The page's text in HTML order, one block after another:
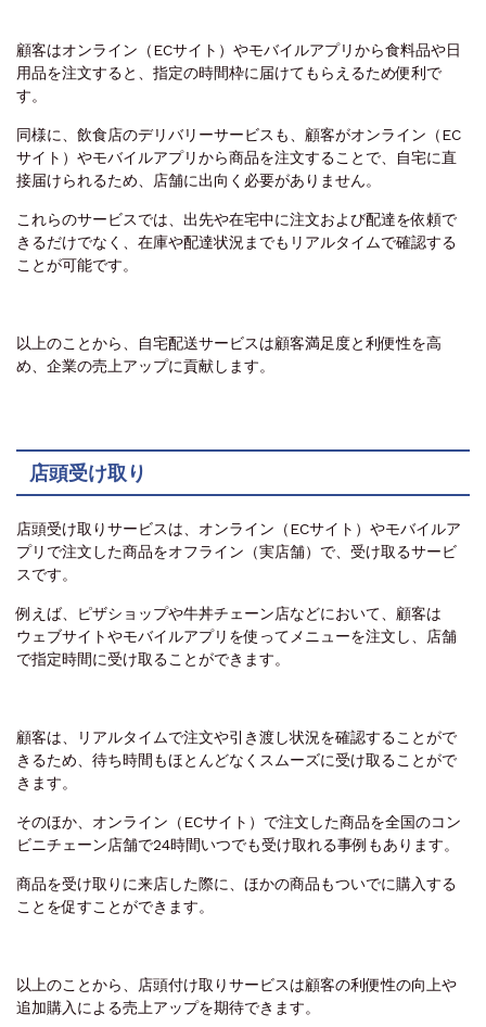
顧客はオンライン（ECサイト）やモバイルアプリから食料品や日
用品を注文すると、指定の時間枠に届けてもらえるため便利で
す。
同様に、飲食店のデリバリーサービスも、顧客がオンライン（EC
サイト）やモバイルアプリから商品を注文することで、自宅に直
接届けられるため、店舗に出向く必要がありません。
これらのサービスでは、出先や在宅中に注文および配達を依頼で
きるだけでなく、在庫や配達状況までもリアルタイムで確認する
ことが可能です。
以上のことから、自宅配送サービスは顧客満足度と利便性を高
め、企業の売上アップに貢献します。
店頭受け取り
店頭受け取りサービスは、オンライン（ECサイト）やモバイルア
プリで注文した商品をオフライン（実店舗）で、受け取るサービ
スです。
例えば、ピザショップや牛丼チェーン店などにおいて、顧客は
ウェブサイトやモバイルアプリを使ってメニューを注文し、店舗
で指定時間に受け取ることができます。
顧客は、リアルタイムで注文や引き渡し状況を確認することがで
きるため、待ち時間もほとんどなくスムーズに受け取ることがで
きます。
そのほか、オンライン（ECサイト）で注文した商品を全国のコン
ビニチェーン店舗で24時間いつでも受け取れる事例もあります。
商品を受け取りに来店した際に、ほかの商品もついでに購入する
ことを促すことができます。
以上のことから、店頭付け取りサービスは顧客の利便性の向上や
追加購入による売上アップを期待できます。